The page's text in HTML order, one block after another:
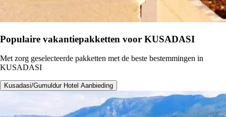
Populaire vakantiepakketten voor KUSADASI
Met zorg geselecteerde pakketten met de beste bestemmingen in
KUSADASI
Kusadasi/Gumuldur Hotel Aanbieding